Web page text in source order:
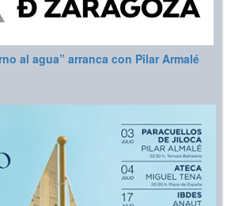
al agua” arranca con Pilar Armalé